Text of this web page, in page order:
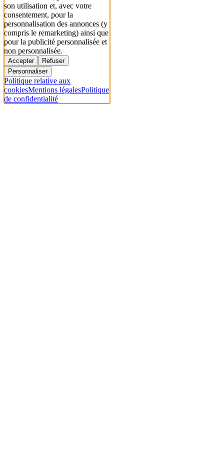
son utilisation et, avec votre
consentement, pour la
personnalisation des annonces (y
compris le remarketing) ainsi que
pour la publicité personnalisée et
non personnalisée.
Accepter
Refuser
Personnaliser
Politique relative aux
cookiesMentions légalesPolitique
de confidentialité